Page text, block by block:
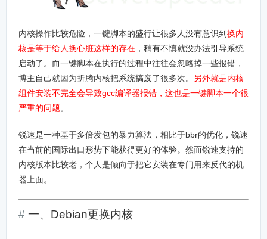
内核操作比较危险，一键脚本的盛行让很多人没有意识到换内
核是等于给人换心脏这样的存在 ，稍有不慎就没办法引导系统
启动了。而一键脚本在执行的过程中往往会忽略掉一些报错，
博主自己就因为折腾内核把系统搞废了很多次。
另外就是内核
组件安装不完全会导致gcc编译器报错，这也是一键脚本一个很
严重的问题。
锐速是一种基于多倍发包的暴力算法，相比于bbr的优化，锐速
在当前的国际出口形势下能获得更好的体验。然而锐速支持的
内核版本比较老，个人是倾向于把它安装在专门用来反代的机
器上面。
一、Debian更换内核